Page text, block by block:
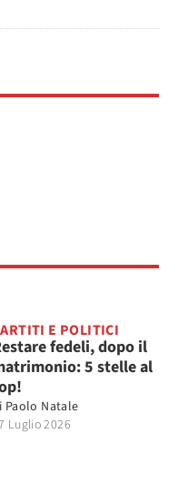
E POLITICI
fedeli, dopo il
5 stelle al
Paolo Natale
Luglio 2026